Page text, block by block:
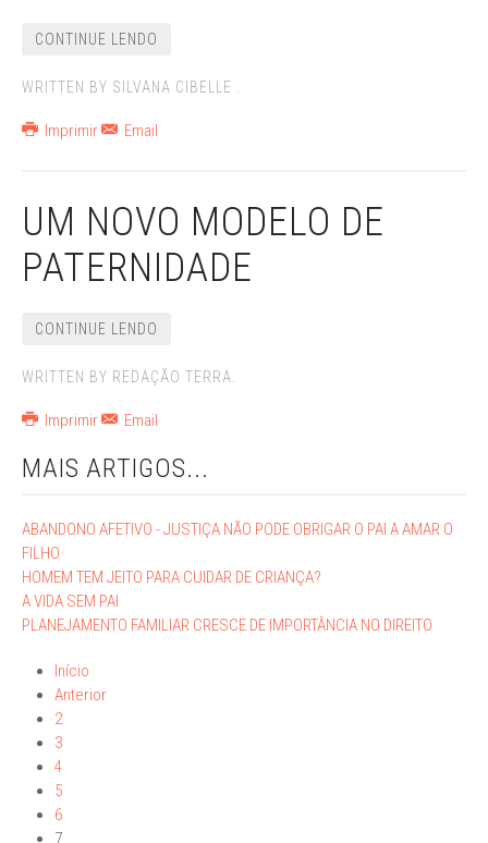
CONTINUE LENDO
WRITTEN BY SILVANA CIBELLE .
Imprimir Email
UM NOVO MODELO DE
PATERNIDADE
CONTINUE LENDO
WRITTEN BY REDAÇÃO TERRA.
Imprimir Email
MAIS ARTIGOS...
ABANDONO AFETIVO - JUSTIÇA NÃO PODE OBRIGAR O PAI A AMAR O
FILHO
HOMEM TEM JEITO PARA CUIDAR DE CRIANÇA?
A VIDA SEM PAI
PLANEJAMENTO FAMILIAR CRESCE DE IMPORTÂNCIA NO DIREITO
Início
Anterior
2
3
4
5
6
7